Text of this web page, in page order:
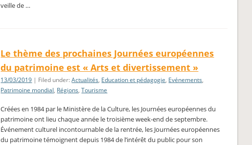
veille de …
Le thème des prochaines Journées européennes
du patrimoine est « Arts et divertissement »
13/03/2019 | Filed under:Actualités, Education et pédagogie, Evénements,
Patrimoine mondial, Régions,Tourisme
Créées en 1984 par le Ministère de la Culture, les Journées européennes du
patrimoine ont lieu chaque année le troisième week-end de septembre.
Événement culturel incontournable de la rentrée, les Journées européennes
du patrimoine témoignent depuis 1984 de l’intérêt du public pour son